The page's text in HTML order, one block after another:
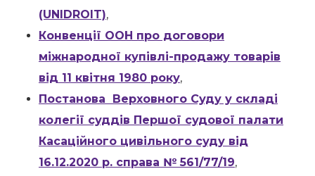
(UNIDROIT),
Конвенції ООН про договори
міжнародної купівлі-продажу товарів
від 11 квітня 1980 року,
Постанова Верховного Суду у складі
колегії суддів Першої судової палати
Касаційного цивільного суду від
16.12.2020 р. справа № 561/77/19,